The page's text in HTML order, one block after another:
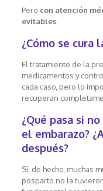
Pero con atención
evitables.
¿Cómo se cura
El tratamiento de la
medicamentos y
cada caso, pero lo
recuperan
¿Qué pasa si
el embarazo?
después?
Sí, de hecho, muchas
posparto no la